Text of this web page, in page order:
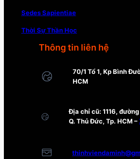
Sedes Sapientiae
Thời Sự Thần Học
Thông tin liên hệ
70/1 Tổ 1, Kp Bình
HCM
Địa chỉ cũ: 1116, đường
Q. Thủ Đức, Tp. HCM –